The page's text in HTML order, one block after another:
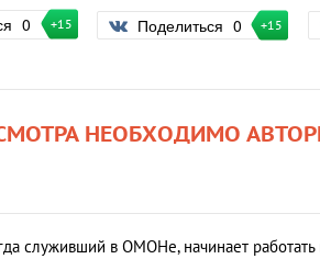
0 +15 Поделиться 0 +15
НЕОБХОДИМО
служивший в ОМОНе, начинает